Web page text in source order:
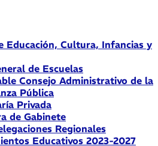
Educación, Cultura, Infancias y
de Escuelas
Consejo Administrativo de la
Pública
Privada
de Gabinete
Regionales
Educativos 2023-2027